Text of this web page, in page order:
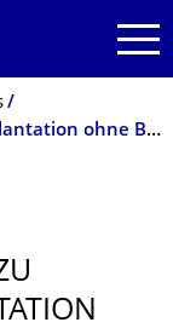
Forscher öffnen Tür zu Stammzell-Transplantation ohne Bestrahlung